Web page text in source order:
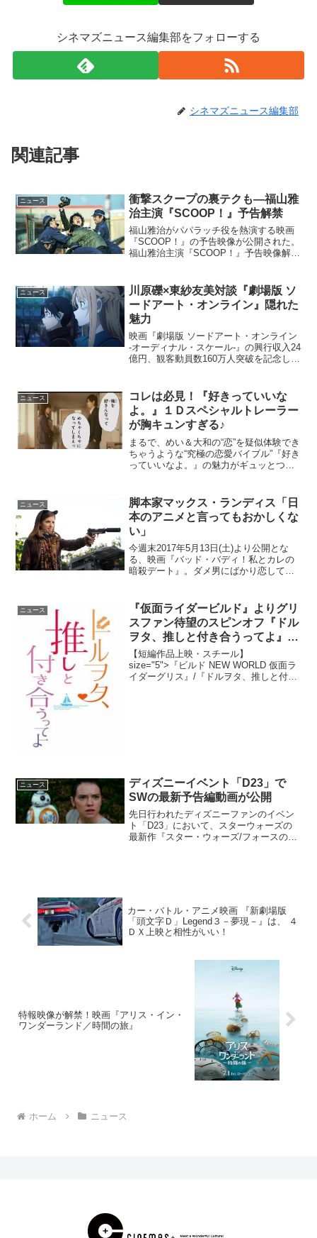
シネマズニュース編集部をフォローする
シネマズニュース編集部
関連記事
ニュース
衝撃スクープの裏テクも―福山雅
治主演『SCOOP！』予告解禁
福山雅治がパパラッチ役を熱演する映画
『SCOOP！』の予告映像が公開された。
福山雅治主演『SCOOP！』予告映像解禁
治）。しかし、その輝かしい業績も、現
役の雑誌編集者た...
ニュース
川原礫×東紗友美対談『劇場版 ソ
ードアート・オンライン』隠れた
魅力
映画『劇場版 ソードアート・オンライン
-オーディナル・スケール-』の興行収入24
億円、観客動員数160万人突破を記念し
川原礫×東紗友美『劇場版 ソードアー
ト・オンライ...
ニュース
コレは必見！『好きっていいな
よ。』１Ｄスペシャルトレーラー
が胸キュンすぎる♪
まるで、めい＆大和の“恋”を疑似体験でき
ちゃうような“究極の恋愛バイブル”『好き
っていいなよ。』の魅力がギュッとつま
い”や、福士蒼汰さんの超カッコイイ“まっ
すぐな思い”...
ニュース
脚本家マックス・ランディス「日
本のアニメと言ってもおかしくな
い」
今週末2017年5月13日(土)より公開とな
る、映画『バッド・バディ！私とカレの
暗殺デート』。ダメ男にばかり恋して失
を描く本作は、映画監督のジョン・ラン
ディスを父に持つ...
ニュース
『仮面ライダービルド』よりグリ
スファン待望のスピンオフ『ドル
ヲタ、推しと付き合うってよ』が
上映決定
【短編作品上映・スチール】
size="5">『ビルド NEW WORLD 仮面ラ
イダーグリス』/『ドルヲタ、推しと付き
ニュース
ディズニーイベント「D23」で
SWの最新予告編動画が公開
先日行われたディズニーファンのイベン
ト「D23」において、スターウォーズの
最新作『スター・ウォーズ/フォースの覚
カー・バトル・アニメ映画 『新劇場版
「頭文字Ｄ」Legend３－夢現－』は、 ４
ＤＸ上映と相性がいい！
特報映像が解禁！映画『アリス・イン・
ワンダーランド／時間の旅』
ホーム ニュース